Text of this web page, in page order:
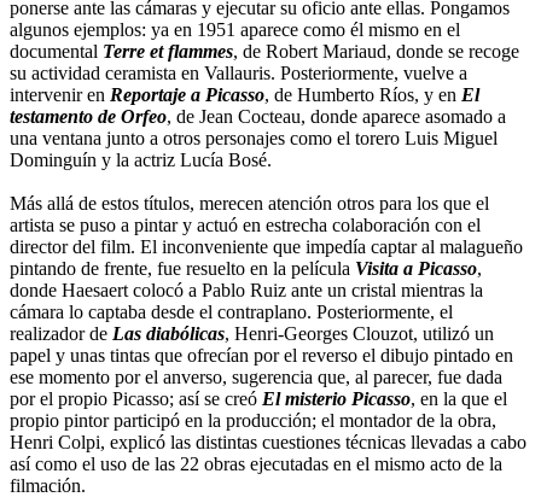
ponerse ante las cámaras y ejecutar su oficio ante ellas. Pongamos
algunos ejemplos: ya en 1951 aparece como él mismo en el
documental Terre et flammes, de Robert Mariaud, donde se recoge
su actividad ceramista en Vallauris. Posteriormente, vuelve a
intervenir en Reportaje a Picasso, de Humberto Ríos, y en El
testamento de Orfeo, de Jean Cocteau, donde aparece asomado a
una ventana junto a otros personajes como el torero Luis Miguel
Dominguín y la actriz Lucía Bosé.
Más allá de estos títulos, merecen atención otros para los que el
artista se puso a pintar y actuó en estrecha colaboración con el
director del film. El inconveniente que impedía captar al malagueño
pintando de frente, fue resuelto en la película Visita a Picasso,
donde Haesaert colocó a Pablo Ruiz ante un cristal mientras la
cámara lo captaba desde el contraplano. Posteriormente, el
realizador de Las diabólicas, Henri-Georges Clouzot, utilizó un
papel y unas tintas que ofrecían por el reverso el dibujo pintado en
ese momento por el anverso, sugerencia que, al parecer, fue dada
por el propio Picasso; así se creó El misterio Picasso, en la que el
propio pintor participó en la producción; el montador de la obra,
Henri Colpi, explicó las distintas cuestiones técnicas llevadas a cabo
así como el uso de las 22 obras ejecutadas en el mismo acto de la
filmación.